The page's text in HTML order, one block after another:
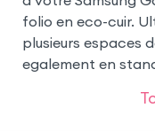
folio en eco-cuir.
plusieurs espaces
egalement en